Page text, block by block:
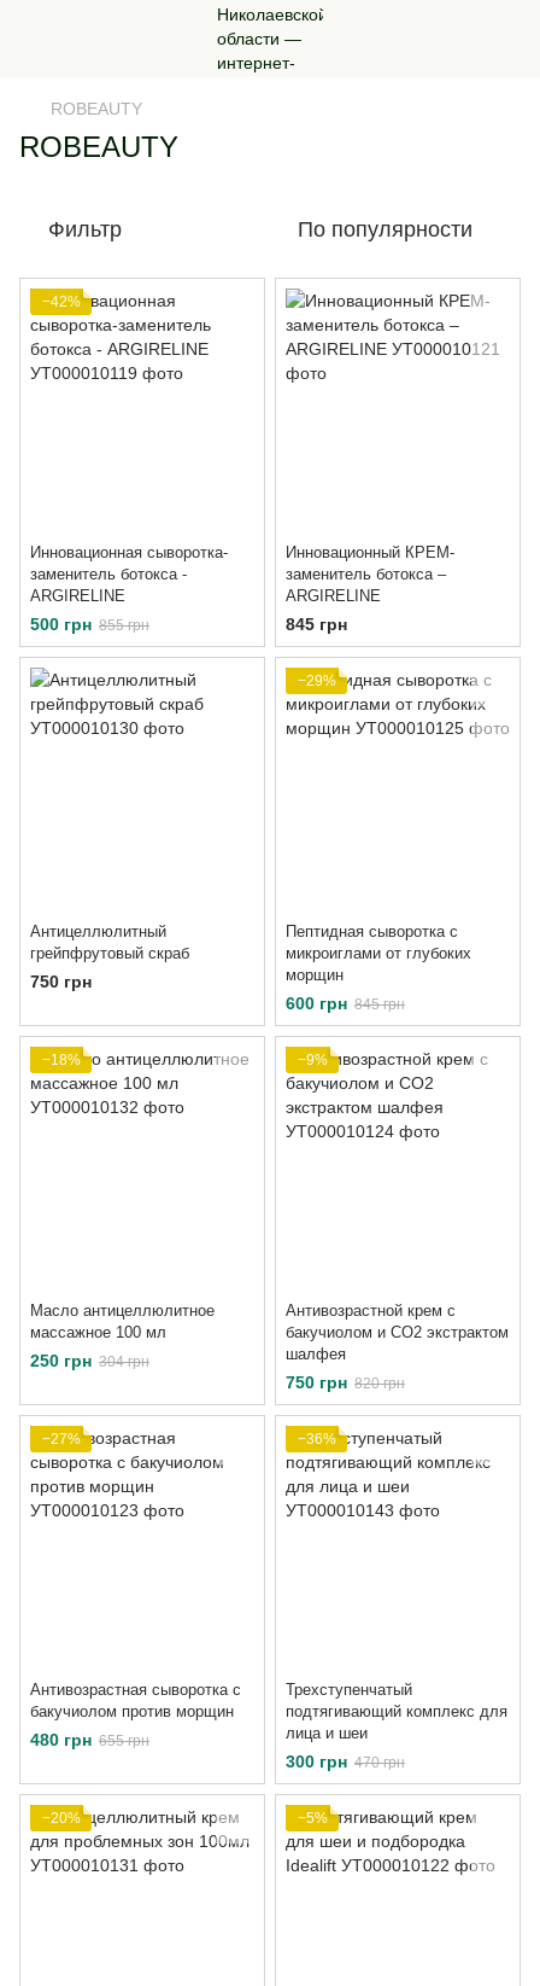
ROBEAUTY
ROBEAUTY
Фильтр По популярности
−42%
Инновационная сыворотка-
заменитель ботокса -
ARGIRELINE
500 грн 855 грн
Инновационный КРЕМ-
заменитель ботокса –
ARGIRELINE
845 грн
Антицеллюлитный
грейпфрутовый скраб
750 грн
−29%
Пептидная сыворотка с
микроиглами от глубоких
морщин
600 грн 845 грн
−18%
Масло антицеллюлитное
массажное 100 мл
250 грн 304 грн
−9%
Антивозрастной крем с
бакучиолом и СО2 экстрактом
шалфея
750 грн 820 грн
−27%
Антивозрастная сыворотка с
бакучиолом против морщин
480 грн 655 грн
−36%
Трехступенчатый
подтягивающий комплекс для
лица и шеи
300 грн 470 грн
−20% −5%